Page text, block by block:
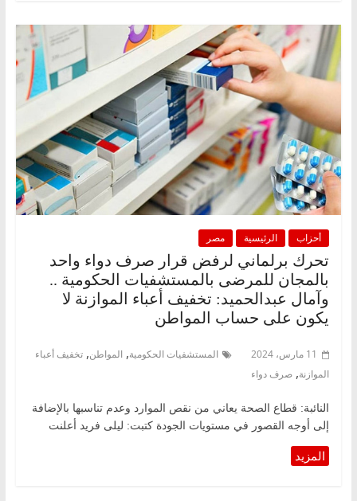
أحزاب الرئيسية مصر
تحرك برلماني لرفض قرار صرف دواء واحد
بالمجان للمرضى بالمستشفيات الحكومية ..
وآمال عبدالحميد: تخفيف أعباء الموازنة لا
يكون على حساب المواطن
11 مارس، 2024 المستشفيات الحكومية, المواطن, تخفيف أعباء
الموازنة, صرف دواء
النائبة: قطاع الصحة يعاني من نقص الموارد وعدم تناسبها بالإضافة
إلى أوجه القصور في مستويات الجودة كتبت: ليلى فريد أعلنت